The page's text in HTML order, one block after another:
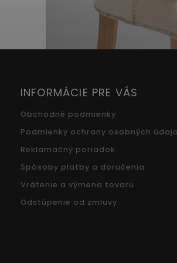
INFORMÁCIE PRE VÁS
Obchodné podmienky
Podmienky ochrany osobných
Reklamačný poriadok
Spôsoby platby a doručenia
Vrátenie a výmena tovaru
Odstúpenie od zmluvy